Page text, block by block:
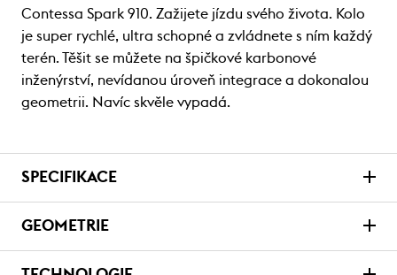
Contessa Spark 910. Zažijete jízdu svého života. Kolo
je super rychlé, ultra schopné a zvládnete s ním každý
terén. Těšit se můžete na špičkové karbonové
inženýrství, nevídanou úroveň integrace a dokonalou
geometrii. Navíc skvěle vypadá.
SPECIFIKACE
GEOMETRIE